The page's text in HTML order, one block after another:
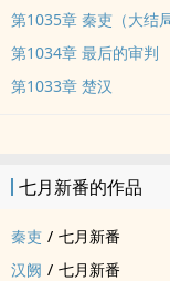
第1035章 秦吏（大结局
第1034章 最后的审判
第1033章 楚汉
七月新番的作品
秦吏 / 七月新番
汉阙 / 七月新番